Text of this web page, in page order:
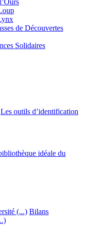
de Découvertes
Solidaires
Les outils d’identification
idéale du
(...) Bilans